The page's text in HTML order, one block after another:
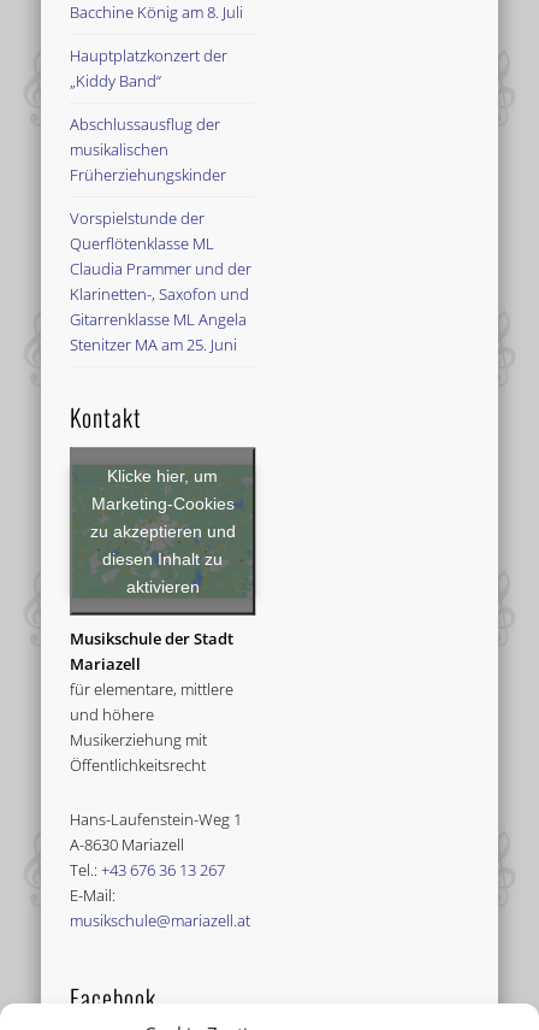
Bacchine König am 8. Juli
Hauptplatzkonzert der
„Kiddy Band“
Abschlussausflug der
musikalischen
Früherziehungskinder
Vorspielstunde der
Querflötenklasse ML
Claudia Prammer und der
Klarinetten-, Saxofon und
Gitarrenklasse ML Angela
Stenitzer MA am 25. Juni
Kontakt
Klicke hier, um
Marketing-Cookies
zu akzeptieren und
diesen Inhalt zu
aktivieren
Musikschule der Stadt
Mariazell
für elementare, mittlere
und höhere
Musikerziehung mit
Öffentlichkeitsrecht
Hans-Laufenstein-Weg 1
A-8630 Mariazell
Tel.:+43 676 36 13 267
E-Mail:
musikschule@mariazell.at
Facebook